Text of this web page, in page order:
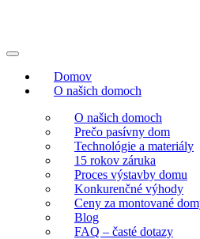
Domov
O našich domoch
O našich domoch
Prečo pasívny dom
Technológie a materiály
15 rokov záruka
Proces výstavby domu
Konkurenčné výhody
Ceny za montované
Blog
FAQ – časté dotazy